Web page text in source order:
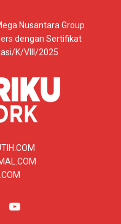
Nusantara Group
dengan Sertifikat
K/VIII/2025